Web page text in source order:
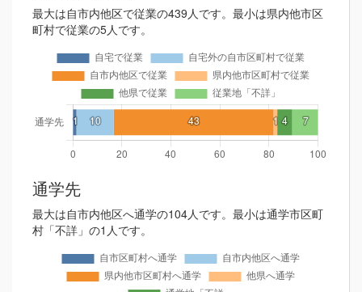
最大は自市内他区で従業の439人です。最小は県内他市区
町村で従業の5人です。
通学先
最大は自市内他区へ通学の104人です。最小は通学市区町
村「不詳」の1人です。